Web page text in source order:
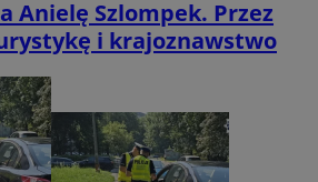
Anielę Szlompek. Przez
i krajoznawstwo